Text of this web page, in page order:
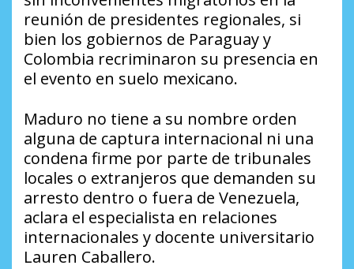
reunión de presidentes regionales, si
bien los gobiernos de Paraguay y
Colombia recriminaron su presencia en
el evento en suelo mexicano.
Maduro no tiene a su nombre orden
alguna de captura internacional ni una
condena firme por parte de tribunales
locales o extranjeros que demanden su
arresto dentro o fuera de Venezuela,
aclara el especialista en relaciones
internacionales y docente universitario
Lauren Caballero.